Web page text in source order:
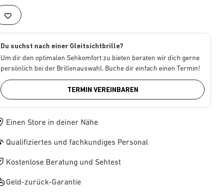
Du suchst nach einer Gleitsichtbrille?
Um dir den optimalen Sehkomfort zu bieten beraten wir dich gerne
persönlich bei der Brillenauswahl. Buche dir einfach einen Termin!
TERMIN VEREINBAREN
Einen Store in deiner Nähe
Qualifiziertes und fachkundiges Personal
Kostenlose Beratung und Sehtest
Geld-zurück-Garantie